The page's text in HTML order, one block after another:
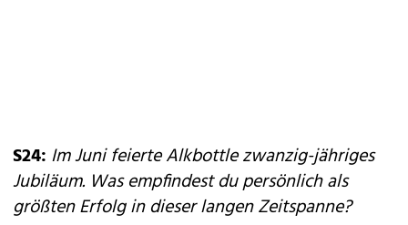
S24: Im Juni feierte Alkbottle zwanzig-jähriges
Jubiläum. Was empfindest du persönlich als
größten Erfolg in dieser langen Zeitspanne?